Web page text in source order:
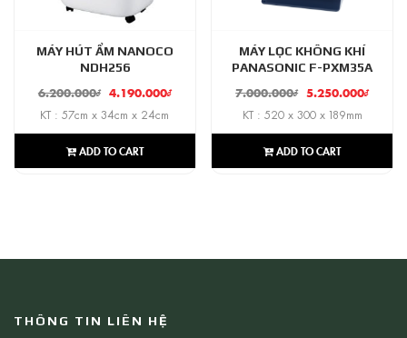
MÁY HÚT ẨM NANOCO
NDH256
6.200.000₫ 4.190.000₫
KT : 57cm x 34cm x 24cm
ADD TO CART
MÁY LỌC KHÔNG KHÍ
PANASONIC F-PXM35A
7.000.000₫ 5.250.000₫
KT : 520 x 300 x 189mm
ADD TO CART
THÔNG TIN LIÊN HỆ